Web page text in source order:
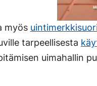
myös
tarpeellisesta
uimahallin